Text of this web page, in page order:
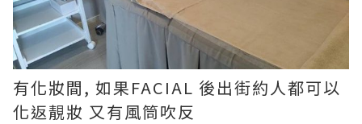
有化妝間, 如果FACIAL 後出街約人都可以
化返靚妝 又有風筒吹反